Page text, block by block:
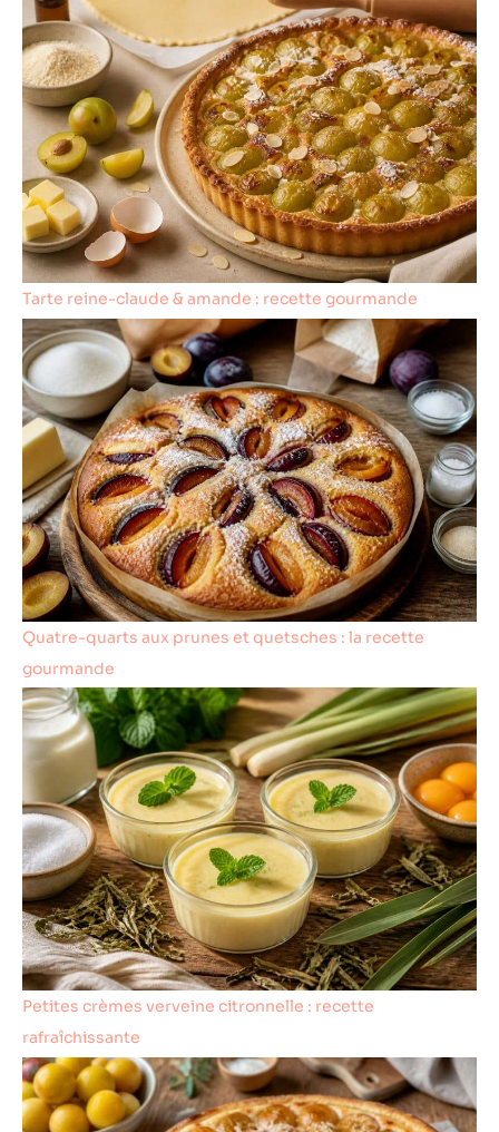
Tarte reine-claude & amande : recette gourmande
Quatre-quarts aux prunes et quetsches : la recette
gourmande
Petites crèmes verveine citronnelle : recette
rafraîchissante